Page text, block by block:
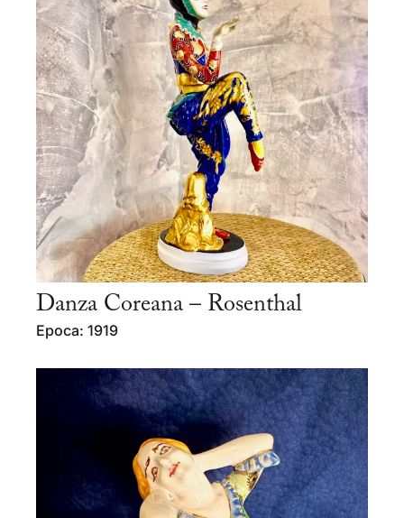
Danza Coreana – Rosenthal
Epoca: 1919